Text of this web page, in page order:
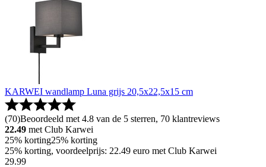
KARWEI wandlamp Luna grijs 20,5x22,5x15 cm
(70)Beoordeeld met 4.8 van de 5 sterren, 70 klantreviews
22.49 met Club Karwei
25% korting25% korting
25% korting, voordeelprijs: 22.49 euro met Club Karwei
29.99